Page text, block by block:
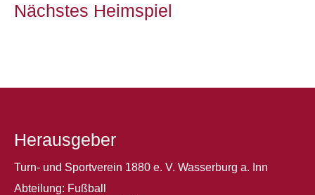
Nächstes Heimspiel
Herausgeber
Turn- und Sportverein 1880 e. V. Wasserburg a. Inn
Abteilung: Fußball